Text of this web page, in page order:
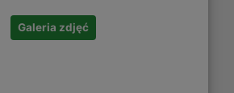
Galeria zdjęć